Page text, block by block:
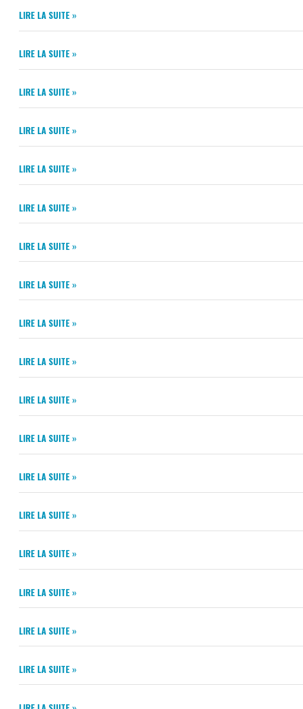
INFORMATIONS
LIRE LA SUITE »
ARRÊTÉ
CBNSA
LIRE LA SUITE »
MENUS
JUIN
AU
JUILLET
2025
LIRE LA SUITE »
PROCÈS
MUNICIPAL
DU
LIRE LA SUITE »
PROCÈS
VERBAL
MUNICIPAL
DU
LIRE LA SUITE »
PROCÈS
VERBAL
MUNICIPAL
DU
LIRE LA SUITE »
MENUS
JANVIER
2025
LIRE LA SUITE »
MENUS
CANTINE
LIRE LA SUITE »
RANDONNÉE
NOCTURNE
AVRIL
2024
LIRE LA SUITE »
LIGNE
LIRE LA SUITE »
GUIDE
PARTAGÉ
LIRE LA SUITE »
BULLETIN
JANVIER
2022
LIRE LA SUITE »
BULLETIN
OCTOBRE
2021
LIRE LA SUITE »
BULLETIN
JANVIER
2021
LIRE LA SUITE »
BULLETIN
MUNICIPAL
SEPTEMBRE
2020
LIRE LA SUITE »
DICRIM
2022
LIRE LA SUITE »
COMMUNIQUÉ
DE
DE
LA
LIRE LA SUITE »
ABONNEMENT
SCOLAIRE
LIRE LA SUITE »